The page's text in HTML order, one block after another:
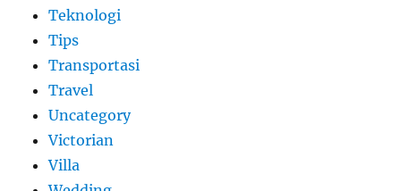
Teknologi
Tips
Transportasi
Travel
Uncategory
Victorian
Villa